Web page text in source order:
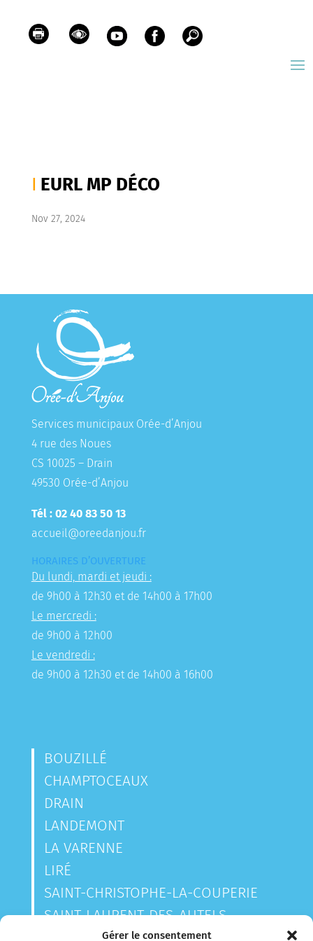
Gérer le consentement
EURL MP DÉCO
Nov 27, 2024
Services municipaux Orée-d’Anjou
4 rue des Noues
CS 10025 – Drain
49530 Orée-d’Anjou
Tél : 02 40 83 50 13
accueil@oreedanjou.fr
HORAIRES D’OUVERTURE
Du lundi, mardi et jeudi :
de 9h00 à 12h30 et de 14h00 à 17h00
Le mercredi :
de 9h00 à 12h00
Le vendredi :
de 9h00 à 12h30 et de 14h00 à 16h00
BOUZILLÉ
CHAMPTOCEAUX
DRAIN
LANDEMONT
LA VARENNE
LIRÉ
SAINT-CHRISTOPHE-LA-COUPERIE
SAINT-LAURENT-DES-AUTELS
SAINT-SAUVEUR-DE-LANDEMONT